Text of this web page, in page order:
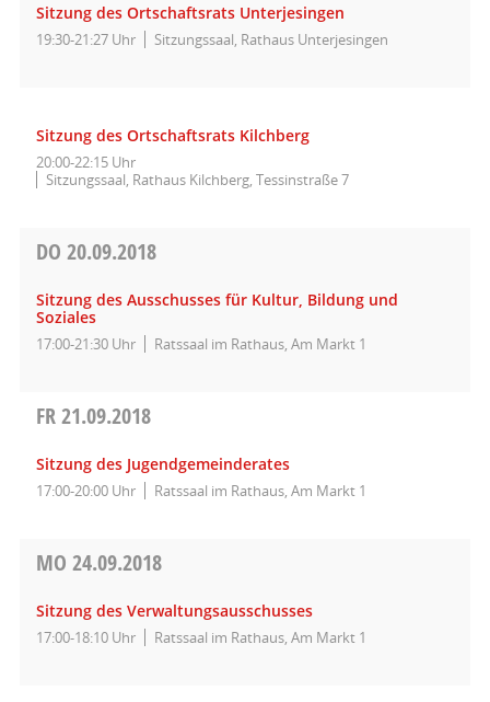
Sitzung des Ortschaftsrats Unterjesingen
19:30-21:27 Uhr Sitzungssaal, Rathaus Unterjesingen
Sitzung des Ortschaftsrats Kilchberg
20:00-22:15 Uhr
Sitzungssaal, Rathaus Kilchberg, Tessinstraße 7
DO 20.09.2018
Sitzung des Ausschusses für Kultur, Bildung und
Soziales
17:00-21:30 Uhr Ratssaal im Rathaus, Am Markt 1
FR21.09.2018
Sitzung des Jugendgemeinderates
17:00-20:00 Uhr Ratssaal im Rathaus, Am Markt 1
MO 24.09.2018
Sitzung des Verwaltungsausschusses
17:00-18:10 Uhr Ratssaal im Rathaus, Am Markt 1